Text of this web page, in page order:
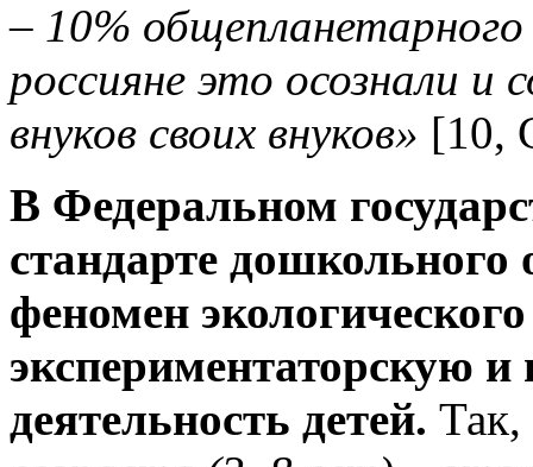
– 10%
россияне это осознали и
внуков своих внуков» [10,
В Федеральном
стандарте дошкольного
феномен
экспериментаторскую и
деятельность детей. Так,